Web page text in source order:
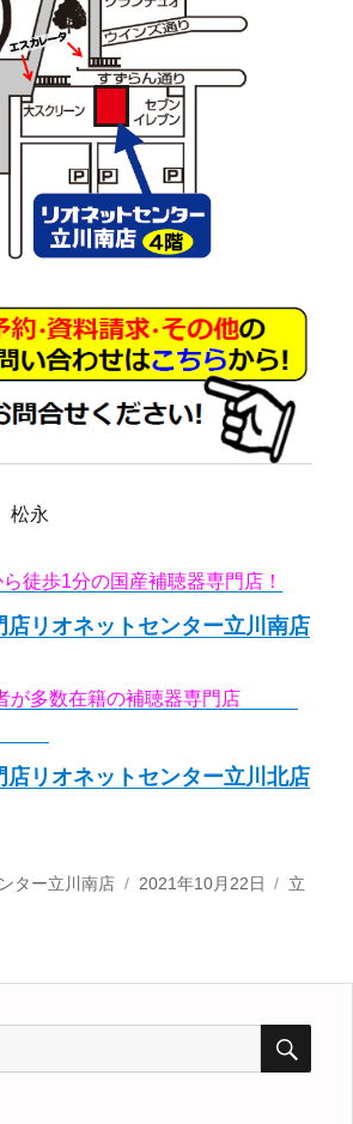
松永
徒歩1分の国産補聴器専門店！
店リオネットセンター立川南店
が多数在籍の補聴器専門店
店リオネットセンター立川北店
ター立川南店
投
2021年10月22日
カ
立
検